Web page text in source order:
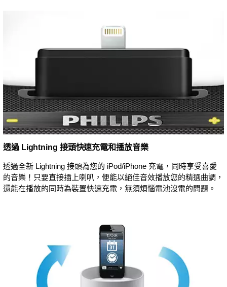
透過 Lightning 接頭快速充電和播放音樂
透過全新 Lightning 接頭為您的 iPod/iPhone 充電，同時享受喜愛
的音樂！只要直接插上喇叭，便能以絕佳音效播放您的精選曲調，
還能在播放的同時為裝置快速充電，無須煩惱電池沒電的問題。